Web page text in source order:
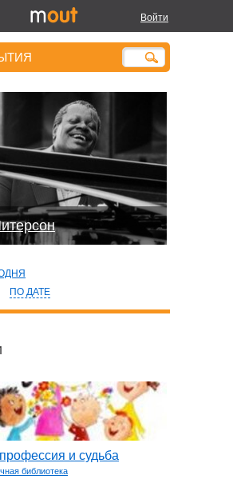
Войти
ПО ДАТЕ
и судьба
библиотека